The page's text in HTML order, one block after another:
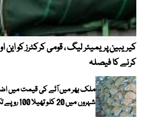
کرنے کا فیصلہ
ملک بھر میں آٹے کی قیمت میں
شہروں میں 20 کلو تھیلا 100 روپے تک مہنگا